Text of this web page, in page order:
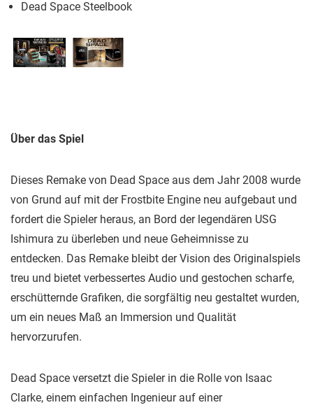
Dead Space Steelbook
Über das Spiel
Dieses Remake von Dead Space aus dem Jahr 2008 wurde
von Grund auf mit der Frostbite Engine neu aufgebaut und
fordert die Spieler heraus, an Bord der legendären USG
Ishimura zu überleben und neue Geheimnisse zu
entdecken. Das Remake bleibt der Vision des Originalspiels
treu und bietet verbessertes Audio und gestochen scharfe,
erschütternde Grafiken, die sorgfältig neu gestaltet wurden,
um ein neues Maß an Immersion und Qualität
hervorzurufen.
Dead Space versetzt die Spieler in die Rolle von Isaac
Clarke, einem einfachen Ingenieur auf einer